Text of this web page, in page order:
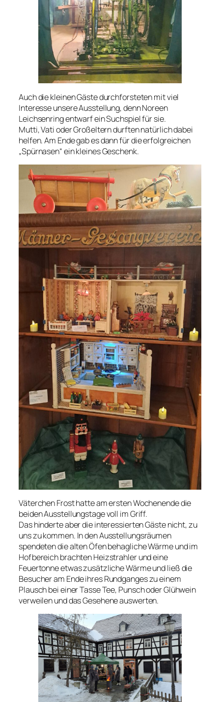
Auch die kleinen Gäste durchforsteten mit viel
Interesse unsere Ausstellung, denn Noreen
Leichsenring entwarf ein Suchspiel für sie.
Mutti, Vati oder Großeltern durften natürlich dabei
helfen. Am Ende gab es dann für die erfolgreichen
„Spürnasen“ ein kleines Geschenk.
Väterchen Frost hatte am ersten Wochenende die
beiden Ausstellungstage voll im Griff.
Das hinderte aber die interessierten Gäste nicht, zu
uns zu kommen. In den Ausstellungsräumen
spendeten die alten Öfen behagliche Wärme und im
Hofbereich brachten Heizstrahler und eine
Feuertonne etwas zusätzliche Wärme und ließ die
Besucher am Ende ihres Rundganges zu einem
Plausch bei einer Tasse Tee, Punsch oder Glühwein
verweilen und das Gesehene auswerten.